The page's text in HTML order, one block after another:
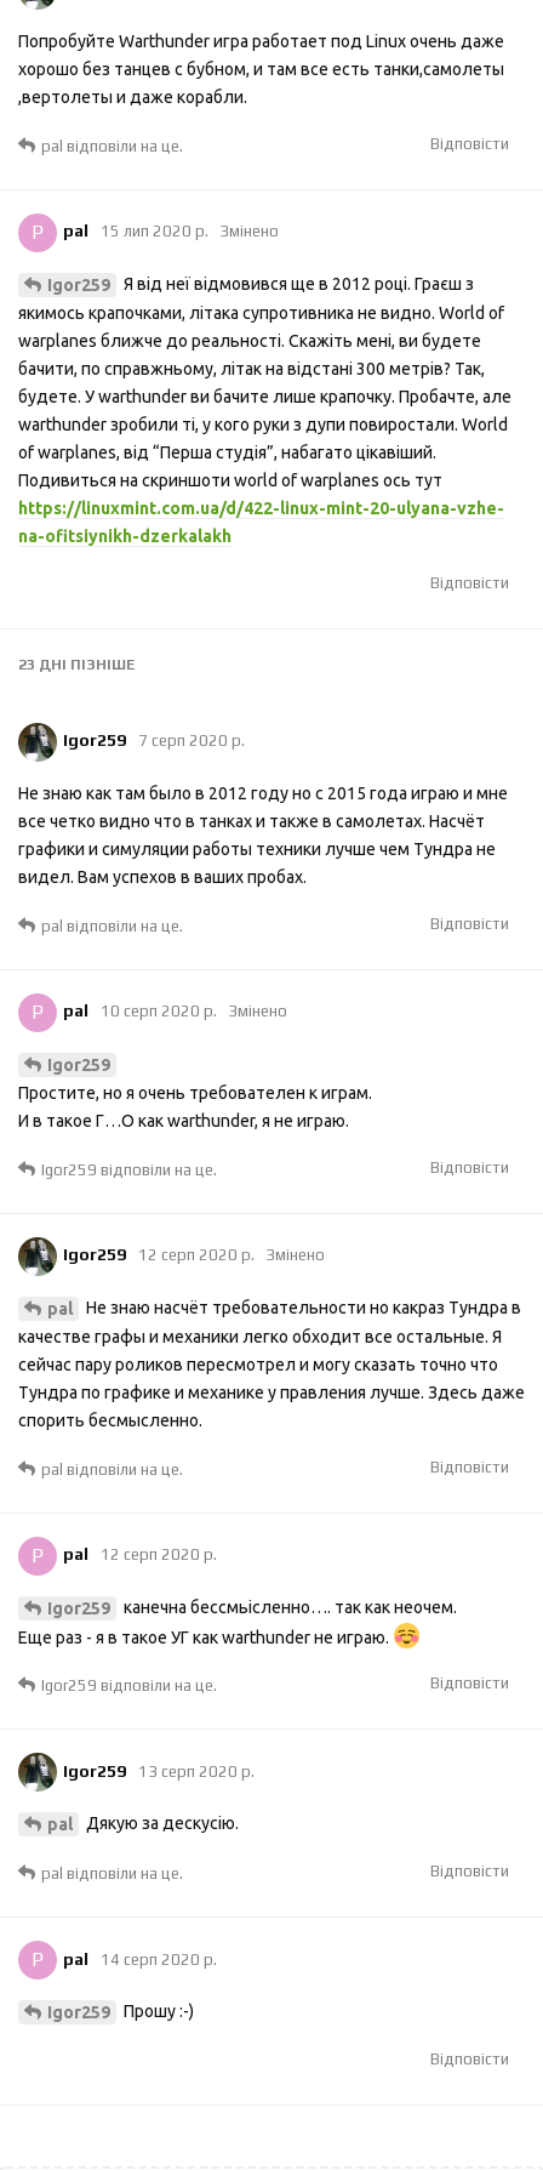
Попробуйте Warthunder игра работает под Linux очень даже
хорошо без танцев с бубном, и там все есть танки,самолеты
,вертолеты и даже корабли.
Відповісти
pal відповіли на це.
P pal 15 лип 2020 р. Змінено
Igor259
Я від неї відмовився ще в 2012 році. Граєш з
якимось крапочками, літака супротивника не видно. World of
warplanes ближче до реальності. Скажіть мені, ви будете
бачити, по справжньому, літак на відстані 300 метрів? Так,
будете. У warthunder ви бачите лише крапочку. Пробачте, але
warthunder зробили ті, у кого руки з дупи повиростали. World
of warplanes, від “Перша студія”, набагато цікавіший.
Подивиться на скриншоти world of warplanes ось тут
https://linuxmint.com.ua/d/422-linux-mint-20-ulyana-vzhe-
na-ofitsiynikh-dzerkalakh
Відповісти
23 ДНІ ПІЗНІШЕ
Igor259 7 серп 2020 р.
Не знаю как там было в 2012 году но с 2015 года играю и мне
все четко видно что в танках и также в самолетах. Насчёт
графики и симуляции работы техники лучше чем Тундра не
видел. Вам успехов в ваших пробах.
Відповісти
pal відповіли на це.
P pal 10 серп 2020 р. Змінено
Igor259
Простите, но я очень требователен к играм.
И в такое Г…О как warthunder, я не играю.
Відповісти
Igor259 відповіли на це.
Igor259 12 серп 2020 р. Змінено
pal
Не знаю насчёт требовательности но какраз Тундра в
качестве графы и механики легко обходит все остальные. Я
сейчас пару роликов пересмотрел и могу сказать точно что
Тундра по графике и механике у правления лучше. Здесь даже
спорить бесмысленно.
Відповісти
pal відповіли на це.
P pal 12 серп 2020 р.
Igor259
канечна бессмьісленно…. так как неочем.
Еще раз - я в такое УГ как warthunder не играю.
Відповісти
Igor259 відповіли на це.
Igor259 13 серп 2020 р.
pal Дякую за дескусію.
Відповісти
pal відповіли на це.
P pal 14 серп 2020 р.
Igor259 Прошу :-)
Відповісти